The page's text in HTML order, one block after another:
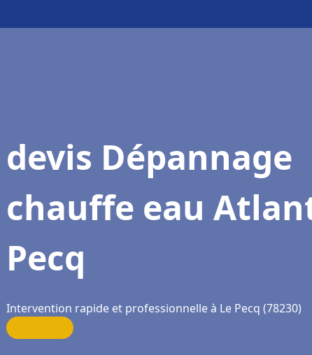
devis Dépannage
chauffe eau
Pecq
Intervention rapide et professionnelle à Le Pecq (78230)